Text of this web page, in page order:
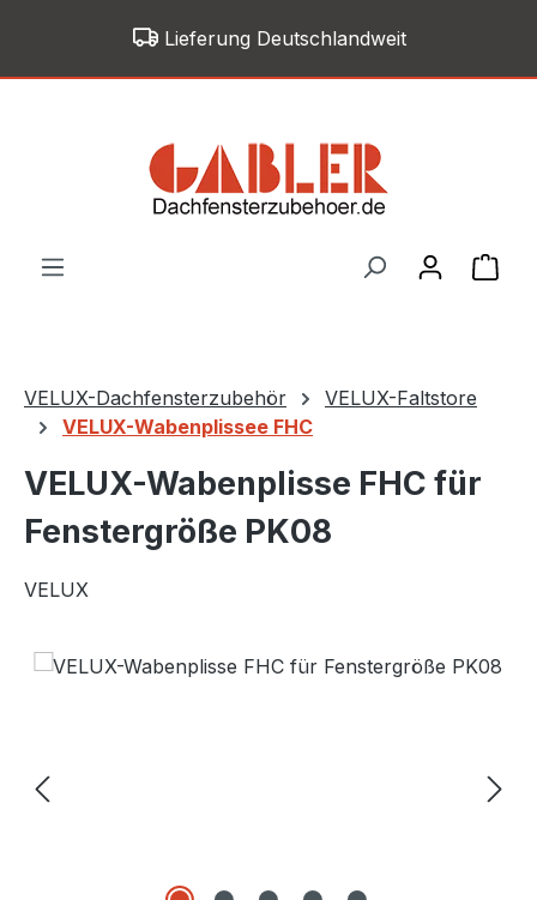
Zum Hauptinhalt springenLieferung Deutschlandweit
VELUX-Dachfensterzubehör
VELUX-Faltstore
VELUX-Wabenplissee FHC
VELUX-Wabenplisse FHC für
Fenstergröße PK08
VELUX
Bildergalerie überspringen